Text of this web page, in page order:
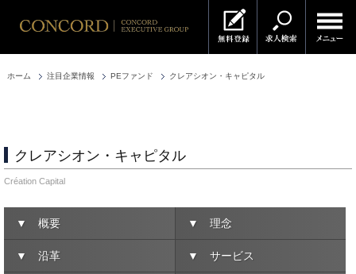
ホーム 注目企業情報 PEファンド クレアシオン・キャピタル
クレアシオン・キャピタル
Création Capital
▼ 概要 ▼ 理念
▼ 沿革 ▼ サービス